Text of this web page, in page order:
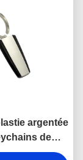
argentée
de
principal en